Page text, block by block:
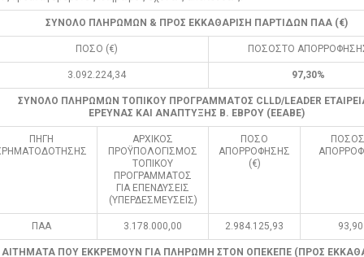
ΣΥΝΟΛΟ ΠΛΗΡΩΜΩΝ & ΠΡΟΣ ΕΚΚΑΘΑΡΙΣΗ ΠΑΡΤΙΔΩΝ ΠΑΑ (€)
ΠΟΣΟ (€) ΠΟΣΟΣΤΟ
3.092.224,34 97,30%
ΣΥΝΟΛΟ ΠΛΗΡΩΜΩΝ ΤΟΠΙΚΟΥ ΠΡΟΓΡΑΜΜΑΤΟΣ CLLD/LEADER
ΕΡΕΥΝΑΣ ΚΑΙ ΑΝΑΠΤΥΞΗΣ Β. ΕΒΡΟΥ (ΕΕΑΒΕ)
ΠΗΓΗ
ΑΡΧΙΚΟΣ
ΠΡΟΫΠΟΛΟΓΙΣΜΟΣ
ΤΟΠΙΚΟΥ
ΠΡΟΓΡΑΜΜΑΤΟΣ
ΓΙΑ ΕΠΕΝΔΥΣΕΙΣ
(ΥΠΕΡΔΕΣΜΕΥΣΕΙΣ)
ΠΟΣΟ
ΑΠΟΡΡΟΦΗΣΗΣ
(€)
ΠΑΑ 3.178.000,00 2.984.125,93
ΑΙΤΗΜΑΤΑ ΠΟΥ ΕΚΚΡΕΜΟΥΝ ΓΙΑ ΠΛΗΡΩΜΗ ΣΤΟΝ ΟΠΕΚΕΠΕ (ΠΡΟΣ